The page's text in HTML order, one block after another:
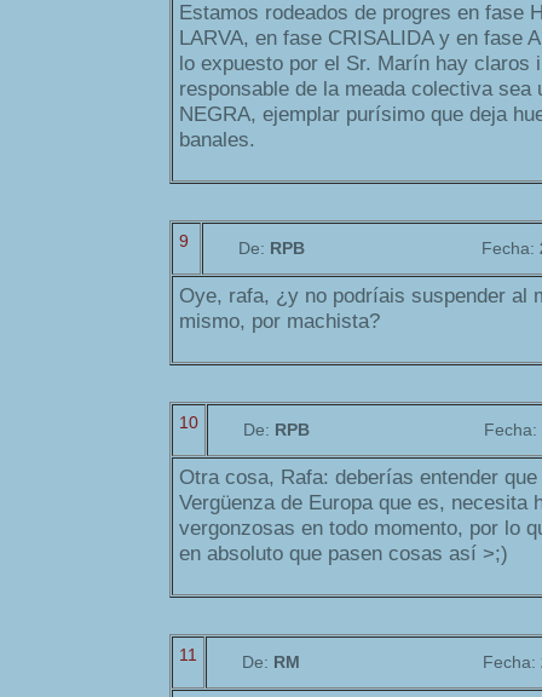
Estamos rodeados de progres en fase
LARVA, en fase CRISALIDA y en fase
lo expuesto por el Sr. Marín hay claros
responsable de la meada colectiva sea
NEGRA, ejemplar purísimo que deja
banales.
9 De: RPB Fecha:
Oye, rafa, ¿y no podríais suspender al
mismo, por machista?
10 De: RPB Fecha:
Otra cosa, Rafa: deberías entender
Vergüenza de Europa que es, necesita
vergonzosas en todo momento, por lo
en absoluto que pasen cosas así >;)
11 De: RM Fecha: